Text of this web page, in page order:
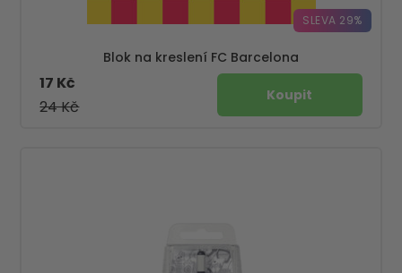
SLEVA 29%
Blok na kreslení FC Barcelona
24 Kč
17 Kč